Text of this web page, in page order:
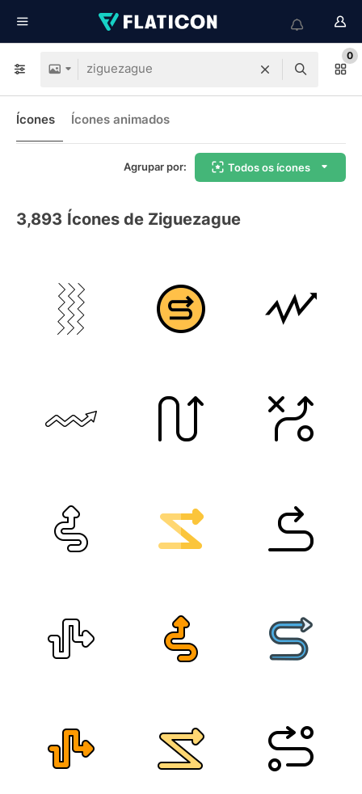
0
Ícones Ícones animados
Agrupar por: Todos os ícones
3,893 Ícones de Ziguezague